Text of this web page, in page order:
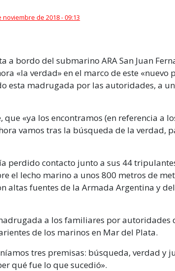
noviembre de 2018 - 09:13
a bordo del submarino ARA San Juan
«la verdad» en el marco de este «nuevo
esta madrugada por las autoridades, a
«ya los encontramos (en referencia a
vamos tras la búsqueda de la verdad,
perdido contacto junto a sus 44
el lecho marino a unos 800 metros de
altas fuentes de la Armada Argentina y
a los familiares por autoridades
de los marinos en Mar del Plata.
tres premisas: búsqueda, verdad y
qué fue lo que sucedió».